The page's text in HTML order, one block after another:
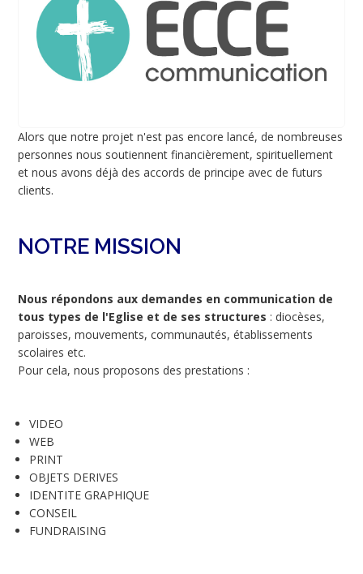
Alors que notre projet n'est pas encore lancé, de nombreuses
personnes nous soutiennent financièrement, spirituellement
et nous avons déjà des accords de principe avec de futurs
clients.
NOTRE MISSION
Nous répondons aux demandes en communication de
tous types de l'Eglise et de ses structures : diocèses,
paroisses, mouvements, communautés, établissements
scolaires etc.
Pour cela, nous proposons des prestations :
VIDEO
WEB
PRINT
OBJETS DERIVES
IDENTITE GRAPHIQUE
CONSEIL
FUNDRAISING